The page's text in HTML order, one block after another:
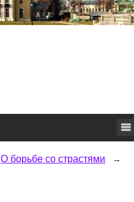
О борьбе со страстями